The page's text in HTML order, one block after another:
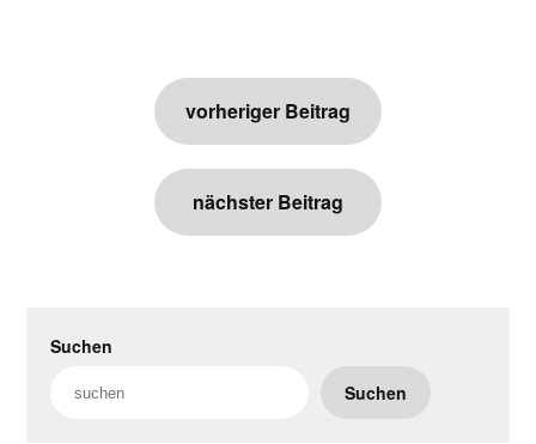
Beitragsnavigation
vorheriger Beitrag
nächster Beitrag
Suchen
Suchen